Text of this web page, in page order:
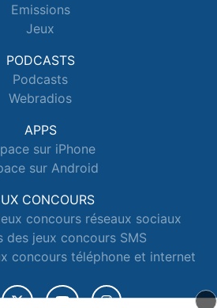
Emissions
Jeux
PODCASTS
Podcasts
Webradios
APPS
sur iPhone
sur Android
CONCOURS
concours réseaux sociaux
des jeux concours SMS
concours téléphone et internet